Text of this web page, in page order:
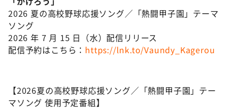
2026 夏の高校野球応援ソング／「熱闘甲子園」テーマ
ソング
2026 年 7 月 15 日（水）配信リリース
配信予約はこちら： https://lnk.to/Vaundy_Kagerou
【2026夏の高校野球応援ソング／「熱闘甲子園」テー
マソング 使用予定番組】